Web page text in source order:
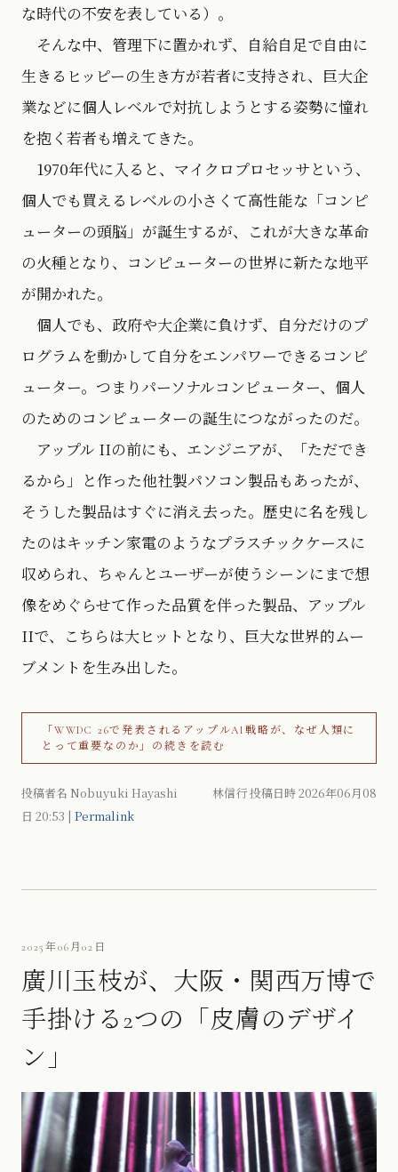
な時代の不安を表している）。
そんな中、管理下に置かれず、自給自足で自由に
生きるヒッピーの生き方が若者に支持され、巨大企
業などに個人レベルで対抗しようとする姿勢に憧れ
を抱く若者も増えてきた。
1970年代に入ると、マイクロプロセッサという、
個人でも買えるレベルの小さくて高性能な「コンピ
ューターの頭脳」が誕生するが、これが大きな革命
の火種となり、コンピューターの世界に新たな地平
が開かれた。
個人でも、政府や大企業に負けず、自分だけのプ
ログラムを動かして自分をエンパワーできるコンピ
ューター。つまりパーソナルコンピューター、個人
のためのコンピューターの誕生につながったのだ。
アップル IIの前にも、エンジニアが、「ただでき
るから」と作った他社製パソコン製品もあったが、
そうした製品はすぐに消え去った。歴史に名を残し
たのはキッチン家電のようなプラスチックケースに
収められ、ちゃんとユーザーが使うシーンにまで想
像をめぐらせて作った品質を伴った製品、アップル
IIで、こちらは大ヒットとなり、巨大な世界的ムー
ブメントを生み出した。
「WWDC 26で発表されるアップルAI戦略が、なぜ人類に
とって重要なのか」の続きを読む
投稿者名 Nobuyuki Hayashi 林信行 投稿日時 2026年06月08
日 20:53 | Permalink
2025年06月02日
廣川玉枝が、大阪・関西万博で
手掛ける2つの「皮膚のデザイ
ン」